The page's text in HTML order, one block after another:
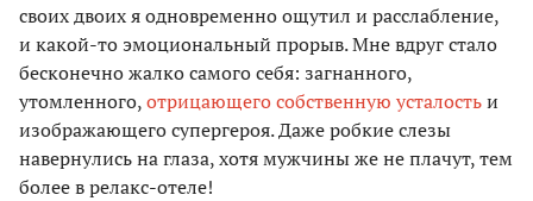
своих двоих я одновременно ощутил и расслабление,
и какой-то эмоциональный прорыв. Мне вдруг стало
бесконечно жалко самого себя: загнанного,
утомленного,отрицающего собственную усталостьи
изображающего супергероя. Даже робкие слезы
навернулись на глаза, хотя мужчины же не плачут, тем
более в релакс-отеле!